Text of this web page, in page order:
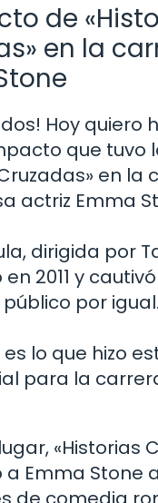
de
en la
Hoy quiero
que tuvo
en la
actriz Emma
dirigida por
2011 y
por igual.
es lo que hizo
para la
«Historias
a Emma Stone